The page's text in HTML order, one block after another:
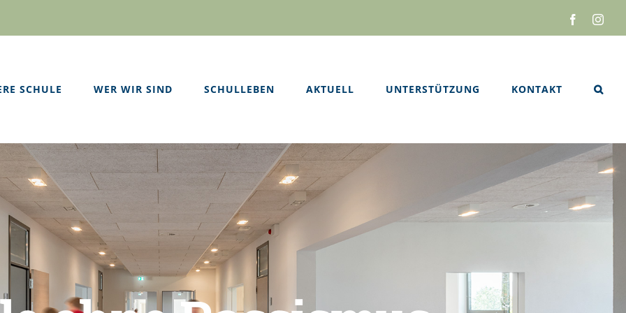
Facebook
SCHULE WER WIR SIND SCHULLEBEN AKTUELL UNTERSTÜTZUNG KONTAKT